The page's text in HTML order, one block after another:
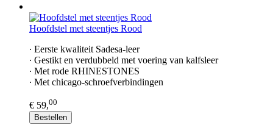
Hoofdstel met steentjes Rood
∙ Eerste kwaliteit Sadesa-leer
∙ Gestikt en verdubbeld met voering van kalfsleer
∙ Met rode RHINESTONES
∙ Met chicago-schroefverbindingen
€ 59,00
Bestellen